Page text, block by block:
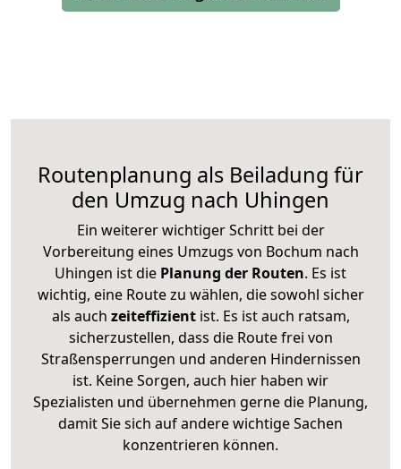
Routenplanung als Beiladung für
den Umzug nach Uhingen
Ein weiterer wichtiger Schritt bei der
Vorbereitung eines Umzugs von Bochum nach
Uhingen ist die Planung der Routen. Es ist
wichtig, eine Route zu wählen, die sowohl sicher
als auch zeiteffizientist. Es ist auch ratsam,
sicherzustellen, dass die Route frei von
Straßensperrungen und anderen Hindernissen
ist. Keine Sorgen, auch hier haben wir
Spezialisten und übernehmen gerne die Planung,
damit Sie sich auf andere wichtige Sachen
konzentrieren können.